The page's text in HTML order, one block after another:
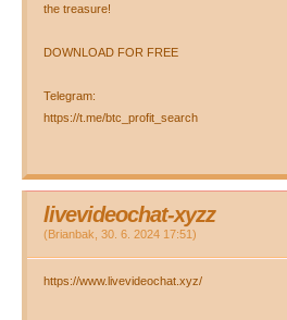
the treasure!
DOWNLOAD FOR FREE
Telegram:
https://t.me/btc_profit_search
livevideochat-xyzz
(Brianbak 30. 6. 2024 17:51)
https://www.livevideochat.xyz/